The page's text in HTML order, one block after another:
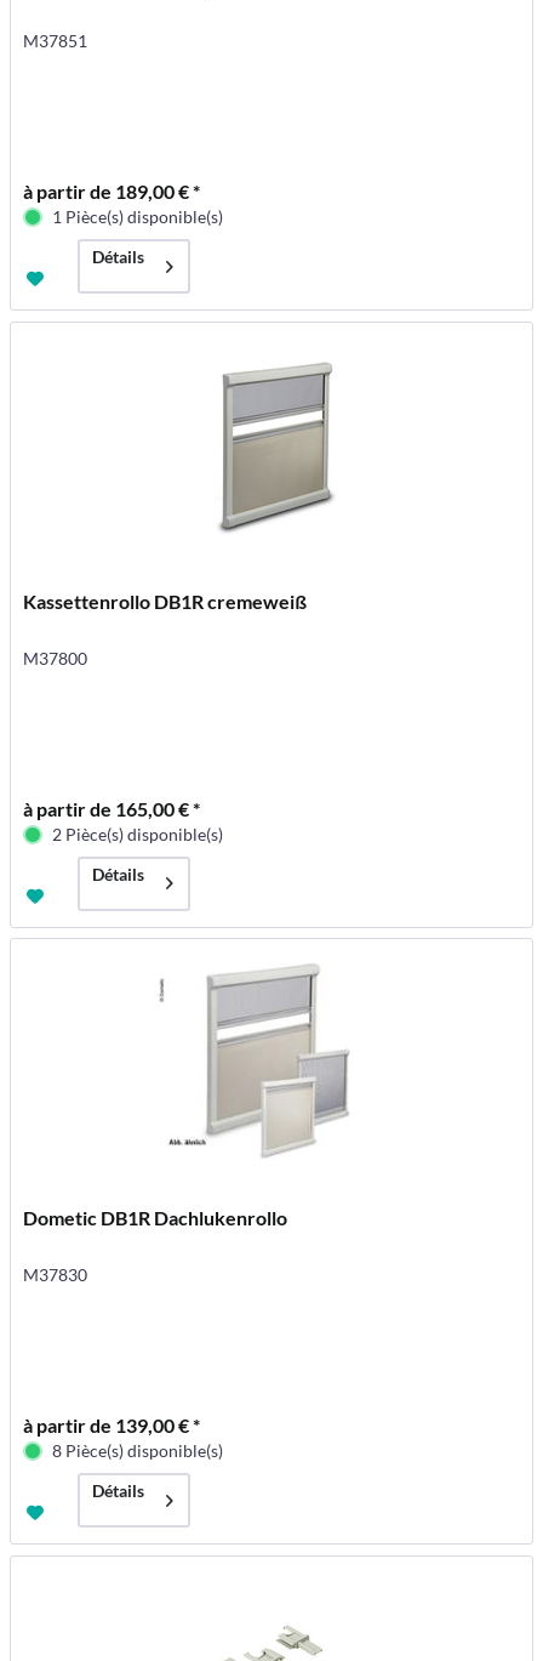
M37851
à partir de 189,00 € *
1 Pièce(s) disponible(s)
Détails
Kassettenrollo DB1R cremeweiß
M37800
à partir de 165,00 € *
2 Pièce(s) disponible(s)
Détails
Dometic DB1R Dachlukenrollo
M37830
à partir de 139,00 € *
8 Pièce(s) disponible(s)
Détails